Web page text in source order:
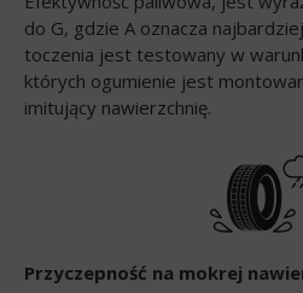
do G, gdzie A oznacza
toczenia jest testowany w
których ogumienie jest
imitujący nawierzchnię.
Przyczepność na mokrej